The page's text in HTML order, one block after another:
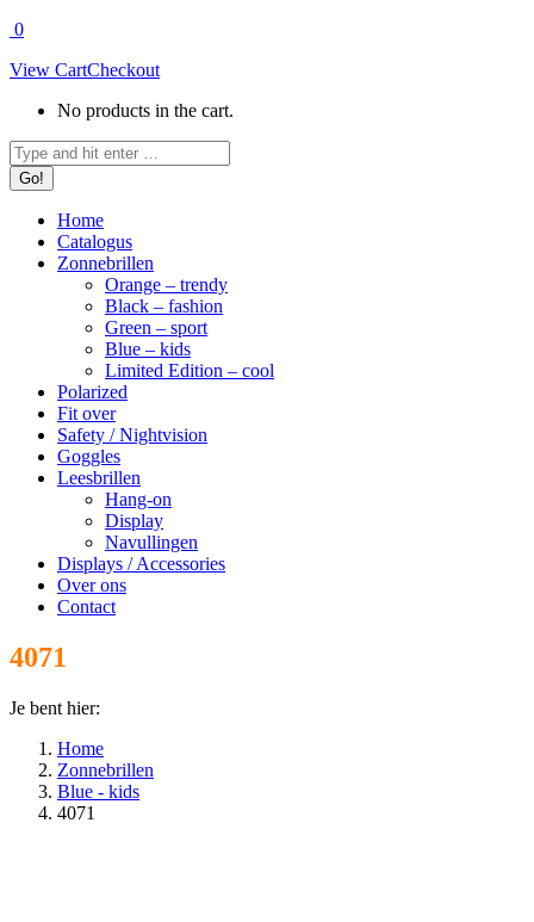
0
View CartCheckout
No products in the cart.
Search:
Home
Catalogus
Zonnebrillen
Orange – trendy
Black – fashion
Green – sport
Blue – kids
Limited Edition – cool
Polarized
Fit over
Safety / Nightvision
Goggles
Leesbrillen
Hang-on
Display
Navullingen
Displays / Accessories
Over ons
Contact
4071
Je bent hier:
Home
Zonnebrillen
Blue - kids
4071